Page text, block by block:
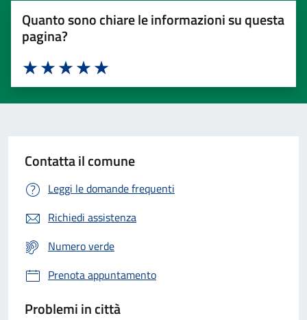
Quanto sono chiare le informazioni su questa
pagina?
Valuta 5 stelle su 5
Valuta 4 stelle su 5
Valuta 3 stelle su 5
Valuta 2 stelle su 5
Valuta 1 stelle su 5
Contatta il comune
Leggi le domande frequenti
Richiedi assistenza
Numero verde
Prenota appuntamento
Problemi in città